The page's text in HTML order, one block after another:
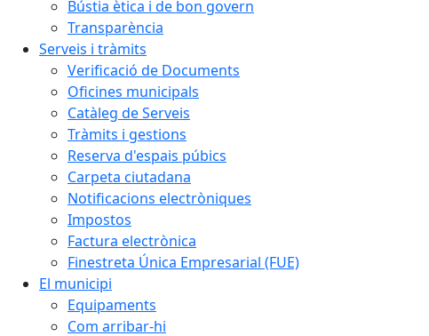
Bústia ètica i de bon govern
Transparència
Serveis i tràmits
Verificació de Documents
Oficines municipals
Catàleg de Serveis
Tràmits i gestions
Reserva d'espais púbics
Carpeta ciutadana
Notificacions electròniques
Impostos
Factura electrònica
Finestreta Única Empresarial (FUE)
El municipi
Equipaments
Com arribar-hi